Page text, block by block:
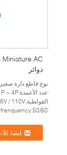
دوائر
نوع:قاطع دارة صغير C45 MCB
عدد الأعمدة:1P ~ 4P
الفولطية:12V / 24 / 48V / 110V؛ 600V / 800V؛ 1000V 1200V
frenquency:50/60 هرتز